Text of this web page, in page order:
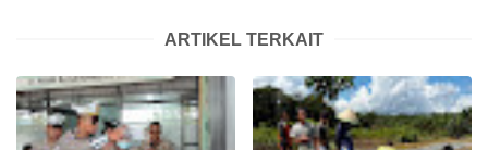
ARTIKEL TERKAIT